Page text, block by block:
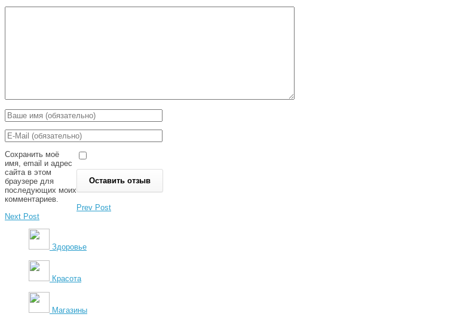
Сохранить моё
имя, email и адрес
сайта в этом
браузере для
последующих моих
комментариев.
Prev Post
Next Post
Здоровье
Красота
Магазины